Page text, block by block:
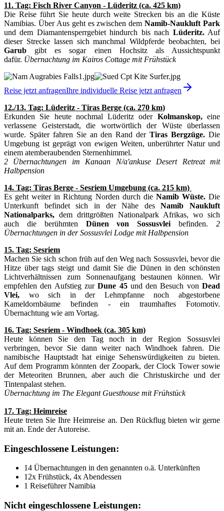
11. Tag: Fisch River Canyon - Lüderitz (ca. 425 km)
Die Reise führt Sie heute durch weite Strecken bis an die Küste
Namibias. Über Aus geht es zwischen demNamib-Naukluft Park
und dem Diamantensperrgebiet hindurch bis nach Lüderitz.Auf
dieser Strecke lassen sich manchmal Wildpferde beobachten, bei
Garub gibt es sogar einen Hochsitz als Aussichtspunkt
dafür. Übernachtung im Kairos Cottage mit Frühstück
Reise jetzt anfragenIhre individuelle Reise jetzt anfragen
12./13. Tag: Lüderitz - Tiras Berge (ca. 270 km)
Erkunden Sie heute nochmal Lüderitz oder Kolmanskop,eine
verlassene Geisterstadt, die wortwörtlich der Wüste überlassen
wurde. Später fahren Sie an den Rand derTiras Bergzüge. Die
Umgebung ist geprägt von ewigen Weiten, unberührter Natur und
einem atemberaubenden Sternenhimmel.
2 Übernachtungen im Kanaan N/a'ankuse Desert Retreat mit
Halbpension
14. Tag: Tiras Berge - Sesriem Umgebung (ca. 215 km)
Es geht weiter in Richtung Norden durch die Namib Wüste.Die
Unterkunft befindet sich in der Nähe desNamib Naukluft
Nationalparks, dem drittgrößten Nationalpark Afrikas, wo sich
auch die berühmten Dünen von Sossusvlei befinden.2
Übernachtungen in der Sossusvlei Lodge mit Halbpension
15. Tag: Sesriem
Machen Sie sich schon früh auf den Weg nach Sossusvlei, bevor die
Hitze über tags steigt und damit Sie die Dünen in den schönsten
Lichtverhältnissen zum Sonnenaufgang bestaunen können. Wir
empfehlen den Aufstieg zurDune 45und den Besuch vonDead
Vlei, wo sich in der Lehmpfanne noch abgestorbene
Kameldornbäume befinden - ein traumhaftes Fotomotiv.
Übernachtung wie am Vortag.
16. Tag: Sesriem - Windhoek (ca. 305 km)
Heute können Sie den Tag noch in der Region Sossusvlei
verbringen, bevor Sie dann weiter nach Windhoek fahren. Die
namibische Hauptstadt hat einige Sehenswürdigkeiten zu bieten.
Auf dem Programm könnten der Zoopark, der Clock Tower sowie
der Meteoriten Brunnen, aber auch die Christuskirche und der
Tintenpalast stehen.
Übernachtung im The Elegant Guesthouse mit Frühstück
17. Tag: Heimreise
Heute treten Sie Ihre Heimreise an. Den Rückflug bieten wir gerne
mit an. Ende der Autoreise.
Eingeschlossene Leistungen:
14 Übernachtungen in den genannten o.ä. Unterkünften
12x Frühstück, 4x Abendessen
1 Reiseführer Namibia
Nicht eingeschlossene Leistungen: